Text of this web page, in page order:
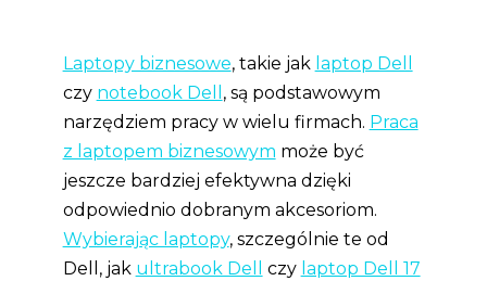
Laptopy biznesowe, takie jak laptop Dell
czy notebook Dell , są podstawowym
narzędziem pracy w wielu firmach. Praca
z laptopem biznesowym może być
jeszcze bardziej efektywna dzięki
odpowiednio dobranym akcesoriom.
Wybierając laptopy, szczególnie te od
Dell, jak ultrabook Dell czy laptop Dell 17